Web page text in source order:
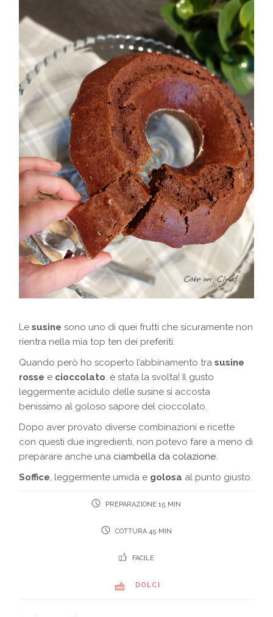
Lesusinesono uno di quei frutti che sicuramente non
rientra nella mia top ten dei preferiti.
Quando però ho scoperto l’abbinamento tra susine
rosse e cioccolato. è stata la svolta! Il gusto
leggermente acidulo delle susine si accosta
benissimo al goloso sapore del cioccolato.
Dopo aver provato diverse combinazioni e ricette
con questi due ingredienti, non potevo fare a meno di
preparare anche una ciambella da colazione.
Soffice, leggermente umida e golosa al punto giusto.
PREPARAZIONE 15 MIN
COTTURA 45 MIN
FACILE
DOLCI